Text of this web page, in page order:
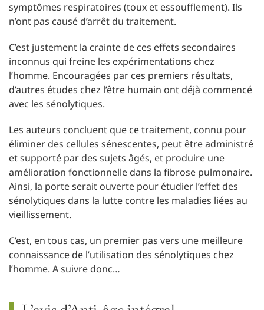
symptômes respiratoires (toux et essoufflement). Ils
n’ont pas causé d’arrêt du traitement.
C’est justement la crainte de ces effets secondaires
inconnus qui freine les expérimentations chez
l’homme. Encouragées par ces premiers résultats,
d’autres études chez l’être humain ont déjà commencé
avec les sénolytiques.
Les auteurs concluent que ce traitement, connu pour
éliminer des cellules sénescentes, peut être administré
et supporté par des sujets âgés, et produire une
amélioration fonctionnelle dans la fibrose pulmonaire.
Ainsi, la porte serait ouverte pour étudier l’effet des
sénolytiques dans la lutte contre les maladies liées au
vieillissement.
C’est, en tous cas, un premier pas vers une meilleure
connaissance de l’utilisation des sénolytiques chez
l’homme. A suivre donc…